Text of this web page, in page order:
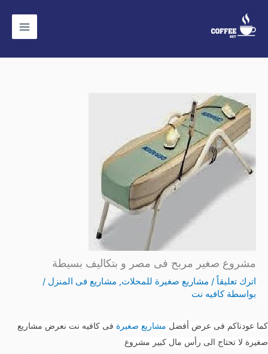
المحتوى
مشروع صغير مربح فى مصر و بتكاليف بسيطة
اترك تعليقاً / مشاريع صغيرة للمحلات, مشاريع فى المنزل /
بواسطة كافيه نت
كما عودناكم فى عرض أفضل مشاريع صغيرة فى كافيه نت نعرض مشاريع
صغيرة لا تحتاج الى رأس مال كبير مشروع